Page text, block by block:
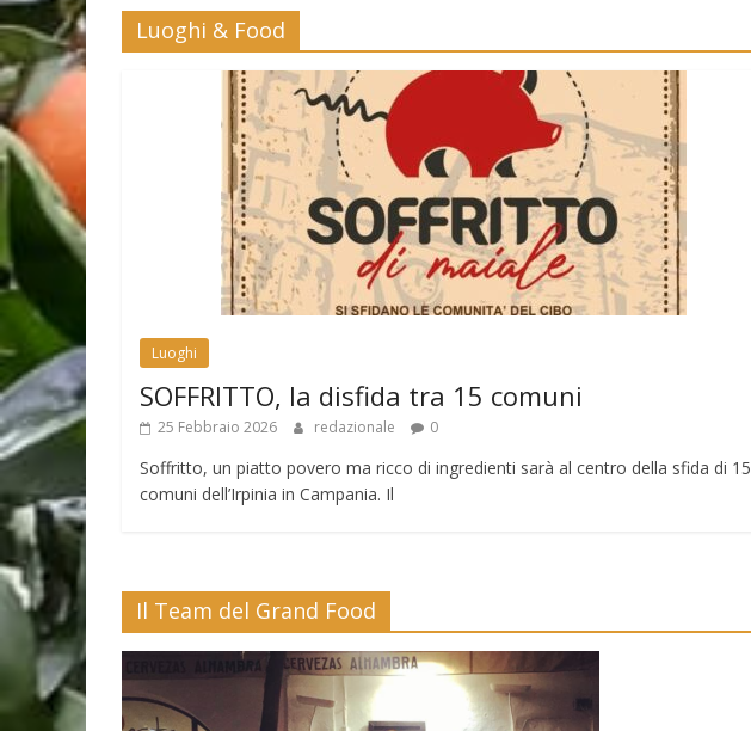
Luoghi & Food
Luoghi
SOFFRITTO, la disfida tra 15 comuni
25 Febbraio 2026 redazionale 0
Soffritto, un piatto povero ma ricco di ingredienti sarà al centro della sfida di 15
comuni dell’Irpinia in Campania. Il
Il Team del Grand Food